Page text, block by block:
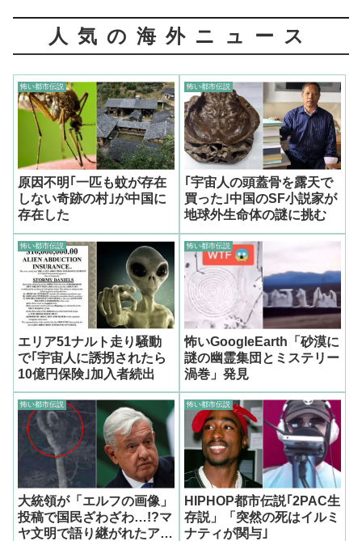
人気の海外ニュース
怖い都市伝説
原因不明｢一匹も蚊が存在
しない奇跡の村｣が中国に
存在した
怖い都市伝説
｢宇宙人の頭蓋骨を露天で
買った｣中国のSF小説家が
地球外生命体の謎に挑む
怖い都市伝説
エリア51ナルト走り騒動
で｢宇宙人に誘拐されたら
10億円保険｣加入者続出
怖い都市伝説
怖いGoogleEarth「砂漠に
謎の幽霊集団とミステリー
渦巻」発見
怖い都市伝説
大統領が「エルフの画像」
投稿で国民ざわざわ…!?マ
ヤ文明で語り継がれたアル
怖い都市伝説
HIPHOP都市伝説｢2PAC生
存説」「突然の死はイルミ
ナティが関与｣